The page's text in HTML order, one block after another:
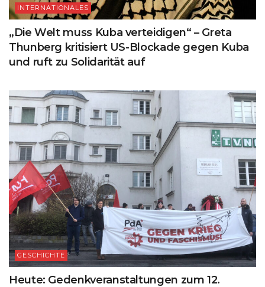
INTERNATIONALES
„Die Welt muss Kuba verteidigen“ – Greta
Thunberg kritisiert US-Blockade gegen Kuba
und ruft zu Solidarität auf
GESCHICHTE
Heute: Gedenkveranstaltungen zum 12.